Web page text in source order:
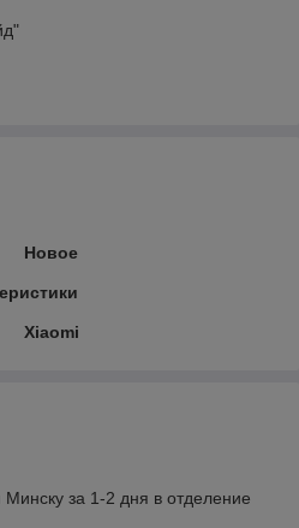
Новое
Xiaomi
Минску за 1-2 дня в отделение